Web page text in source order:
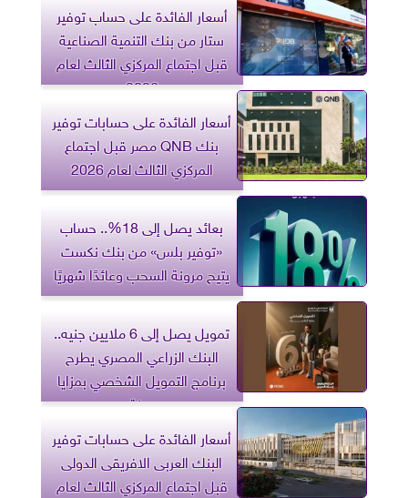
أسعار الفائدة على حساب توفير
ستار من بنك التنمية الصناعية
قبل اجتماع المركزي الثالث لعام
2026
أسعار الفائدة على حسابات توفير
بنك QNB مصر قبل اجتماع
المركزي الثالث لعام 2026
بعائد يصل إلى 18%.. حساب
«توفير بلس» من بنك نكست
يتيح مرونة السحب وعائدًا شهريًا
تمويل يصل إلى 6 ملايين جنيه..
البنك الزراعي المصري يطرح
برنامج التمويل الشخصي بمزايا
مرنة
أسعار الفائدة على حسابات توفير
البنك العربى الافريقى الدولى
قبل اجتماع المركزي الثالث لعام